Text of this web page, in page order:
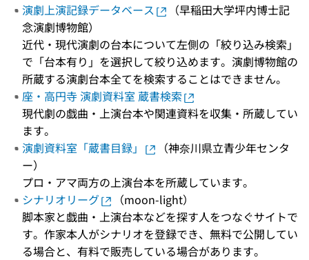
演劇上演記録データベース
（早稲田大学坪内博士記
念演劇博物館）
近代・現代演劇の台本について左側の「絞り込み検索」
で「台本有り」を選択して絞り込めます。演劇博物館の
所蔵する演劇台本全てを検索することはできません。
座・高円寺 演劇資料室 蔵書検索
現代劇の戯曲・上演台本や関連資料を収集・所蔵してい
ます。
演劇資料室「蔵書目録」
（神奈川県立青少年センタ
ー）
プロ・アマ両方の上演台本を所蔵しています。
シナリオリーグ
（moon-light）
脚本家と戯曲・上演台本などを探す人をつなぐサイトで
す。作家本人がシナリオを登録でき、無料で公開してい
る場合と、有料で販売している場合があります。